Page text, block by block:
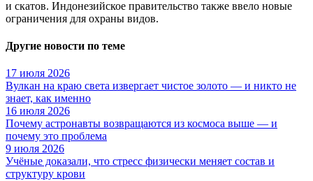
и скатов. Индонезийское правительство также ввело новые
ограничения для охраны видов.
Другие новости по теме
17 июля 2026
Вулкан на краю света извергает чистое золото — и никто не
знает, как именно
16 июля 2026
Почему астронавты возвращаются из космоса выше — и
почему это проблема
9 июля 2026
Учёные доказали, что стресс физически меняет состав и
структуру крови